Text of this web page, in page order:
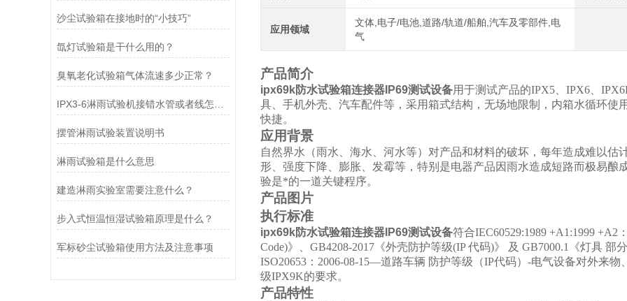
沙尘试验箱在接地时的“小技巧”
氙灯试验箱是干什么用的？
臭氧老化试验箱气体流速多少正常？
摆管淋雨试验装置说明书
淋雨试验箱是什么意思
建造淋雨实验室需要注意什么？
步入式恒温恒湿试验箱原理是什么？
军标砂尘试验箱使用方法及注意事项
应用领域
文体,电子/电池,道路/轨道/船舶,汽车及零部件,电
气
产品简介
ipx69k防水试验箱连接器IP69测试设备用于测试产品的IPX5、IPX6、
具、手机外壳、汽车配件等，采用箱式结构，无场地限制，内箱水循环使
快捷。
应用背景
自然界水（雨水、海水、河水等）对产品和材料的破坏，每年造成难以
形、强度下降、膨胀、发霉等，特别是电器产品因雨水造成短路而极易
验是*的一道关键程序。
产品图片
执行标准
ipx69k防水试验箱连接器IP69测试设备符合IEC60529:1989 +A1:1999 +A2
Code)》、GB4208-2017《外壳防护等级(IP 代码)》 及 GB7000.1《灯具
ISO20653：2006-08-15—道路车辆 防护等级（IP代码）-电气设备对外来
级IPX9K的要求。
产品特性